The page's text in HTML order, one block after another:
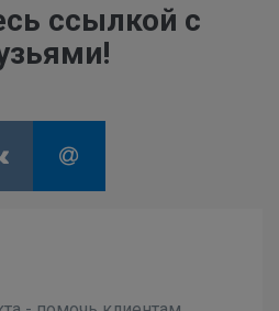
ссылкой с